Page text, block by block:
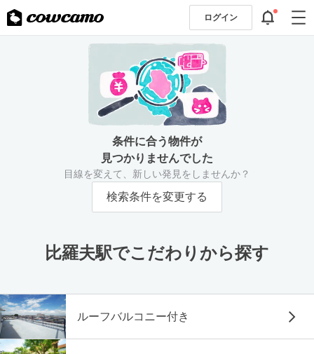
ログイン
条件に合う物件が
見つかりませんでした
目線を変えて、新しい発見をしませんか？
検索条件を変更する
比羅夫駅でこだわりから探す
ルーフバルコニー付き